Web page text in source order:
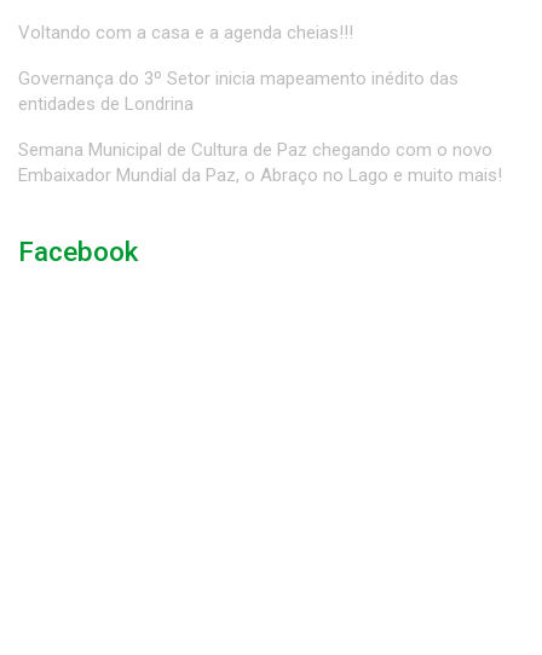
Voltando com a casa e a agenda cheias!!!
Governança do 3º Setor inicia mapeamento inédito das
entidades de Londrina
Semana Municipal de Cultura de Paz chegando com o novo
Embaixador Mundial da Paz, o Abraço no Lago e muito mais!
Facebook